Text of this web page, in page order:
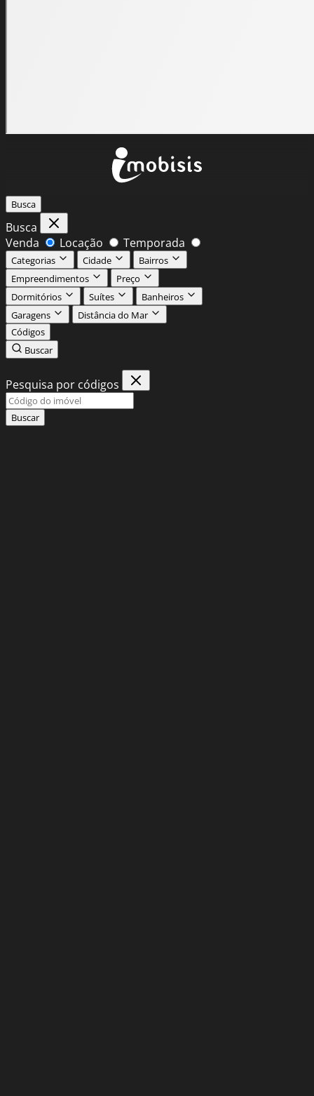
Busca
Busca
Venda
Locação Temporada
Categorias Cidade
Bairros
Empreendimentos
Preço
Dormitórios
Suítes
Banheiros
Garagens
Distância do Mar
Códigos
Buscar
Pesquisa por códigos
Buscar